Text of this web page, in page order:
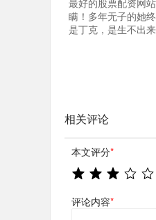
最好的股票配资网
瞒！多年无子的她
是丁克，是生不出来
相关评论
本文评分*
评论内容*